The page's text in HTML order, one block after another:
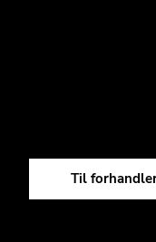
Til